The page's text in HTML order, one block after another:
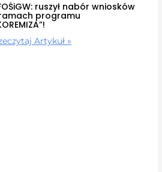
ruszył nabór wniosków
programu
Artykuł »